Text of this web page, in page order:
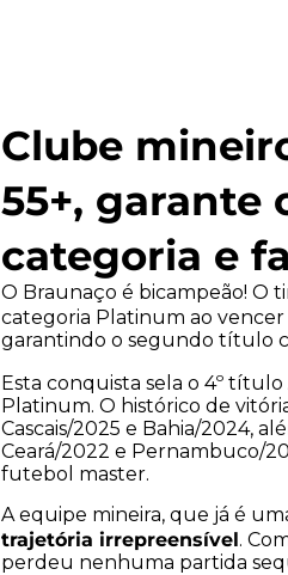
Clube
55+, garante
categoria e
O Braunaço é bicampeão! O
categoria Platinum ao vencer
garantindo o segundo título
Esta conquista sela o 4º
Platinum. O histórico de
Cascais/2025 e Bahia/2024,
Ceará/2022 e Pernambuco/
futebol master.
A equipe mineira, que já é
trajetória irrepreensível.
perdeu nenhuma partida